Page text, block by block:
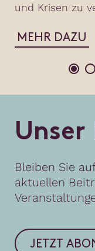
und Krisen zu
MEHR DAZU
Unser
Bleiben Sie
aktuellen
JETZT